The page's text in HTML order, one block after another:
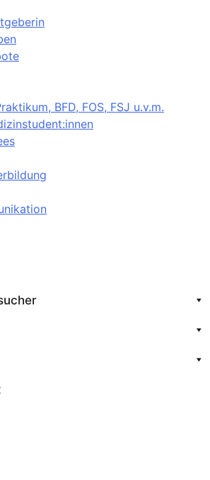
BFD, FOS, FSJ u.v.m.